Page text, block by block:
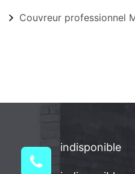
Couvreur professionnel
indisponible